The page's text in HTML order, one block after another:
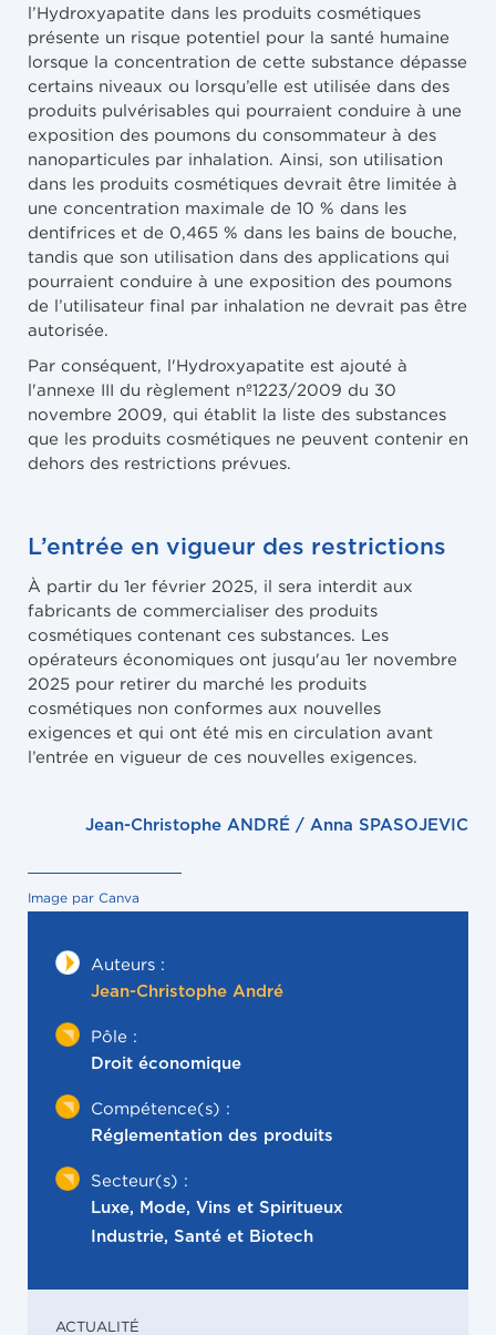
Auteurs :
Jean-Christophe André
Pôle :
Droit économique
Compétence(s) :
Réglementation des produits
Secteur(s) :
Luxe, Mode, Vins et Spiritueux
Industrie, Santé et Biotech
ACTUALITÉ
l’Hydroxyapatite dans les produits cosmétiques
présente un risque potentiel pour la santé humaine
lorsque la concentration de cette substance dépasse
certains niveaux ou lorsqu’elle est utilisée dans des
produits pulvérisables qui pourraient conduire à une
exposition des poumons du consommateur à des
nanoparticules par inhalation. Ainsi, son utilisation
dans les produits cosmétiques devrait être limitée à
une concentration maximale de 10 % dans les
dentifrices et de 0,465 % dans les bains de bouche,
tandis que son utilisation dans des applications qui
pourraient conduire à une exposition des poumons
de l’utilisateur final par inhalation ne devrait pas être
autorisée.
Par conséquent, l'Hydroxyapatite est ajouté à
l'annexe III du règlement nº1223/2009 du 30
novembre 2009, qui établit la liste des substances
que les produits cosmétiques ne peuvent contenir en
dehors des restrictions prévues.
L’entrée en vigueur des restrictions
À partir du 1er février 2025, il sera interdit aux
fabricants de commercialiser des produits
cosmétiques contenant ces substances. Les
opérateurs économiques ont jusqu'au 1er novembre
2025 pour retirer du marché les produits
cosmétiques non conformes aux nouvelles
exigences et qui ont été mis en circulation avant
l’entrée en vigueur de ces nouvelles exigences.
Jean-Christophe ANDRÉ / Anna SPASOJEVIC
Image par Canva